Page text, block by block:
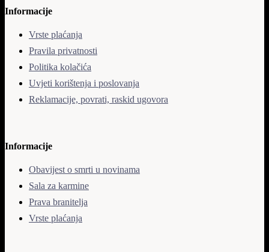
Informacije
Vrste plaćanja
Pravila privatnosti
Politika kolačića
Uvjeti korištenja i poslovanja
Reklamacije, povrati, raskid ugovora
Informacije
Obavijest o smrti u novinama
Sala za karmine
Prava branitelja
Vrste plaćanja